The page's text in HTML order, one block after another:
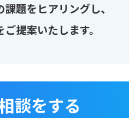
題をヒアリングし、
提案いたします。
談をする